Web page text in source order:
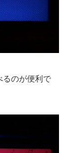
るのが便利で